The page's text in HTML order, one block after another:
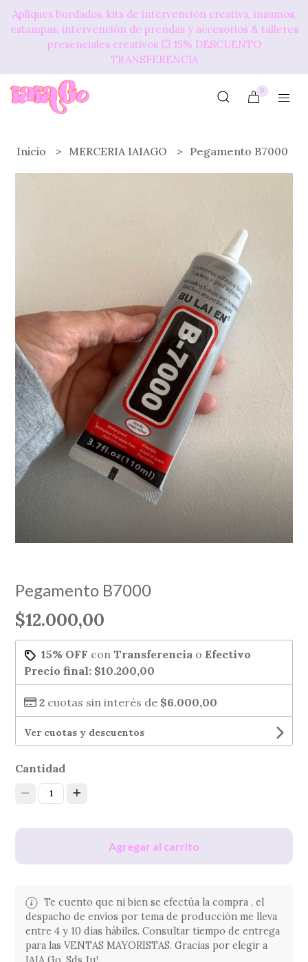
Apliques bordados, kits de intervención creativa, insumos,
estampas, intervención de prendas y accesorios & talleres
presenciales creativos 💥​ 15% DESCUENTO
TRANSFERENCIA
0
Inicio MERCERIA IAIAGO Pegamento B7000
Pegamento B7000
$12.000,00
15% OFF con Transferencia o Efectivo
Precio final: $10.200,00
2 cuotas sin interés de $6.000,00
Ver cuotas y descuentos
Cantidad
1
Agregar al carrito
Te cuento que ni bien se efectúa la compra , el
despacho de envíos por tema de producción me lleva
entre 4 y 10 días hábiles. Consultar tiempo de entrega
para las VENTAS MAYORISTAS. Gracias por elegir a